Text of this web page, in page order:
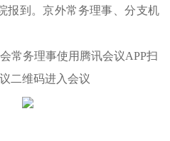
报到。京外常务理事、分支机
常务理事使用腾讯会议APP扫
二维码进入会议